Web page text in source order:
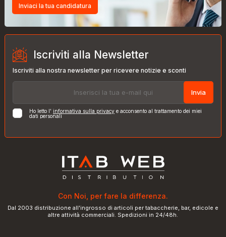
Inviaci la tua candidatura
Iscriviti alla Newsletter
Iscriviti alla nostra newsletter per ricevere notizie e sconti
Invia
Ho letto l' informativa sulla privacy e acconsento al trattamento dei miei
dati personali
Con Noi, per fare la differenza.
Dal 2003 distribuzione all'ingrosso di articoli per tabaccherie, bar, edicole e
altre attività commerciali. Spedizioni in 24/48h.